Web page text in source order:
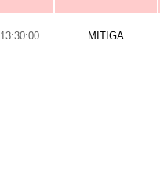
13:30:00 MITIGA